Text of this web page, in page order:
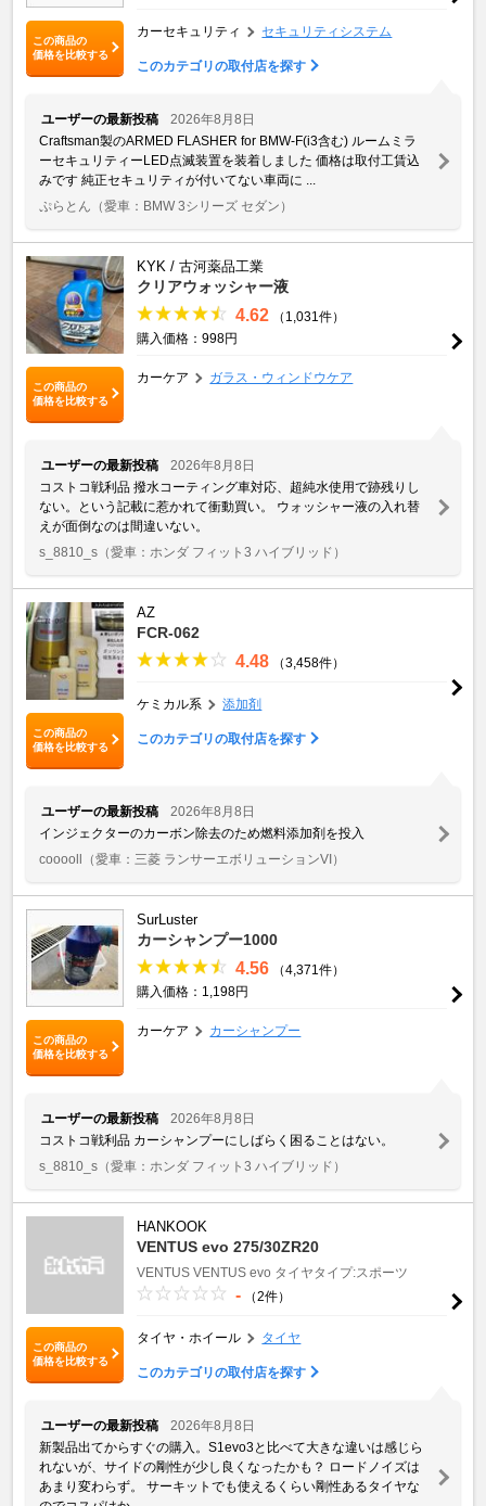
この商品の
価格を比較する
カーセキュリティ セキュリティシステム
このカテゴリの取付店を探す
ユーザーの最新投稿
2026年8月8日
Craftsman製のARMED FLASHER for BMW-F(i3含む) ルームミラ
ーセキュリティーLED点滅装置を装着しました 価格は取付工賃込
みです 純正セキュリティが付いてない車両に ...
ぷらとん （愛車：BMW 3シリーズ セダン）
この商品の
価格を比較する
KYK / 古河薬品工業
クリアウォッシャー液
4.62
（1,031件）
購入価格：998円
カーケア ガラス・ウィンドウケア
ユーザーの最新投稿
2026年8月8日
コストコ戦利品 撥水コーティング車対応、超純水使用で跡残りし
ない。という記載に惹かれて衝動買い。 ウォッシャー液の入れ替
えが面倒なのは間違いない。
s_8810_s （愛車：ホンダ フィット3 ハイブリッド）
この商品の
価格を比較する
AZ
FCR-062
4.48 （3,458件）
ケミカル系 添加剤
このカテゴリの取付店を探す
ユーザーの最新投稿
2026年8月8日
インジェクターのカーボン除去のため燃料添加剤を投入
cooooll （愛車：三菱 ランサーエボリューションVI）
この商品の
価格を比較する
SurLuster
カーシャンプー1000
4.56
（4,371件）
購入価格：1,198円
カーケア カーシャンプー
ユーザーの最新投稿
2026年8月8日
コストコ戦利品 カーシャンプーにしばらく困ることはない。
s_8810_s （愛車：ホンダ フィット3 ハイブリッド）
この商品の
価格を比較する
HANKOOK
VENTUS evo 275/30ZR20
VENTUS VENTUS evo タイヤタイプ:スポーツ
- （2件）
タイヤ・ホイール タイヤ
このカテゴリの取付店を探す
ユーザーの最新投稿
2026年8月8日
新製品出てからすぐの購入。S1evo3と比べて大きな違いは感じら
れないが、サイドの剛性が少し良くなったかも？ ロードノイズは
あまり変わらず。 サーキットでも使えるくらい剛性あるタイヤな